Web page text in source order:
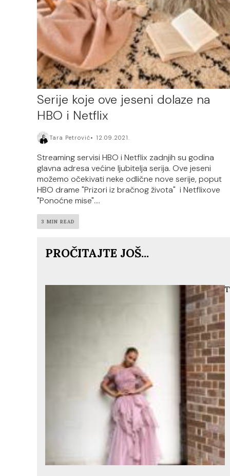
Serije koje ove jeseni dolaze na
HBO i Netflix
Tara Petrović 12.09.2021.
Streaming servisi HBO i Netflix zadnjih su godina
glavna adresa većine ljubitelja serija. Ove jeseni
možemo očekivati neke odlične nove serije, poput
HBO drame "Prizori iz bračnog života" i Netflixove
"Ponoćne mise"....
3 MIN READ
PROČITAJTE JOŠ...